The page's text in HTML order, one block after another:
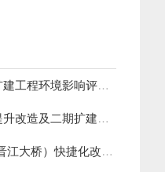
境影响评价第一次公示
程环境影响评价第一次公示
环境影响报告书》征求意见稿公示